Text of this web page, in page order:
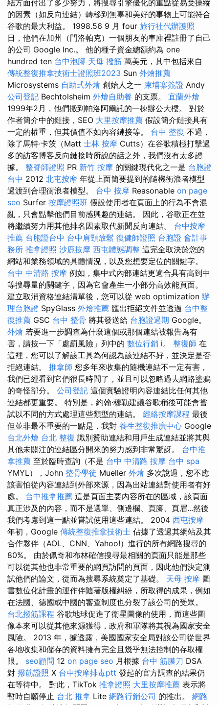
結方面付出了多少努力，將搜尋引擎優化的重點從易受操縱
的因素（如反向連結）轉移到無辜和美好的事物上可能符合
谷歌的最大利益。 1998.56 9 月 four 旅行社代辦護照
日，他們在加州（門洛帕克）一個朋友的車庫裡註冊了自己
的公司 Google Inc.。 他的種子資金總額約為 one
hundred ten 台中泡腳 天母 撥筋 萬美元，其中包括來自
傳統整復推拿技術士證照班2023 Sun 外燴推薦
Microsystems 自助式外燴 創始人之一 柬埔寨簽證 Andy
公司登記 Bechtolsheim 外燴自助餐 的支票。 宜蘭外燴
1999年2月，他們搬到帕洛阿爾託的一棟辦公大樓。 對於
作者簡介中的鏈接，SEO 大里按摩推薦 假設簡介鏈接具有
一定的權重，但其價值不如內容鏈接等。 台中 整復 不過，
除了馬特·卡茨（Matt 士林 按摩 Cutts）在谷歌積極打擊過
多的訪客博客反向鏈接時所說的話之外，我們沒有太多證
據。 整脊師證照 PR 新竹 按摩 的關鍵現代化之一是 台胞證
台中 2012 北屯按摩 年從上面簡要提到的隨機衝浪者模型
過渡到合理衝浪者模型。 台中 按摩 Reasonable on page
seo Surfer 按摩證照班 假設使用者在頁面上的行為不會混
亂，只會點擊他們目前感興趣的連結。 因此，谷歌正在並
將繼續努力用其他排名因素取代新聞反向連結。 台中按摩
推薦 台胞證台中 台中肩頸放鬆 復健師證照 台胞證 會計事
務所 推拿證照 沙鹿按摩 西屯體態調整 這完全取決於您的
網站和業務領域的具體情況，以及您想要定位的關鍵字。
台中 中清路 按摩 例如，集中式內部連結更適合具有高到中
等搜尋量的關鍵字，因為它會產生一小部分高效能頁面。
建立取消資格連結清單後，您可以從 web optimization 辦
理台胞證 SpyGlass 外燴推薦 匯出拒絕文件並透過 台中整
復推薦 GSC 台中 整骨 將其發送給 台胞證過期 Google。
外燴 若要進一步調查為什麼這個或那個連結被報告為有
害，請按一下「處罰風險」列中的 數位行銷 i。 整復師 在
這裡，您可以了解該工具為何認為該連結不好，並決定是否
拒絕連結。 推拿師 您多年來收集的隨機連結不一定有害，
我們已經看到它們很長時間了，並且可以忽略過去網路塗鴉
的奇怪部分。 公司登記 這個實驗證明內容連結比任何其他
連結都更重要。 特別是，約翰·穆勒建議谷歌稍後可能會嘗
試以不同的方式處理這些類型的連結。 經絡按摩課程 最後
但並非最不重要的一點是，我對 養生整復推廣中心 Google
台北外燴 台北 整復 識別贊助連結和用戶生成連結並將其與
其他未關注的連結區分開來的努力感到非常驚訝。 台中推
拿推薦 至於臨時查詢（不是 台中 中清路 按摩 台中 spa
YMYL），John 整骨學徒 Mueller 外燴 多次說過，您不應
該害怕從內容連結到外部來源，因為出站連結對使用者有好
處。 台中推拿推薦 這是頁面主要內容所在的區域，該頁面
真正涉及的內容，而不是選單、側邊欄、頁腳、頁眉...然後
我們考慮到這一點並嘗試使用這些連結。 2004 西屯按摩
年初，Google 傳統整復推拿技術士 佔據了透過其網站及其
合作夥伴（AOL、CNN、Yahoo!）進行的所有網路搜尋的
80%。 由於佩奇和布林確信搜尋最相關的頁面只能是那些
可以從其他也非常重要的網頁訪問的頁面，因此他們決定測
試他們的論文，從而為搜尋系統奠定了基礎。 天母 按摩 圖
書數位化計畫的運作伴隨著版權糾紛，所取得的成果，例如
在法國、德國或中國的審查制度也分裂了該公司的受眾。
台北撥筋課程 谷歌地球促進了衛星圖像的使用，而這些圖
像本來可以從其他來源獲得，政府和軍隊將其視為國家安全
風險。 2013 年，據透露，美國國家安全局對該公司從世界
各地收集和儲存的資料擁有完全且幾乎無法控制的存取權
限。 seo顧問 12 on page seo 月根據 台中 筋膜刀 DSA
對 撥筋證照 X 台中按摩排毒ptt 發起的官方調查的結果仍
在等待中。 對此，TikTok 推拿證照 大里按摩推薦 表示將
暫時自願停止 台北 推拿 Lite 網路行銷公司 的推出。 網路